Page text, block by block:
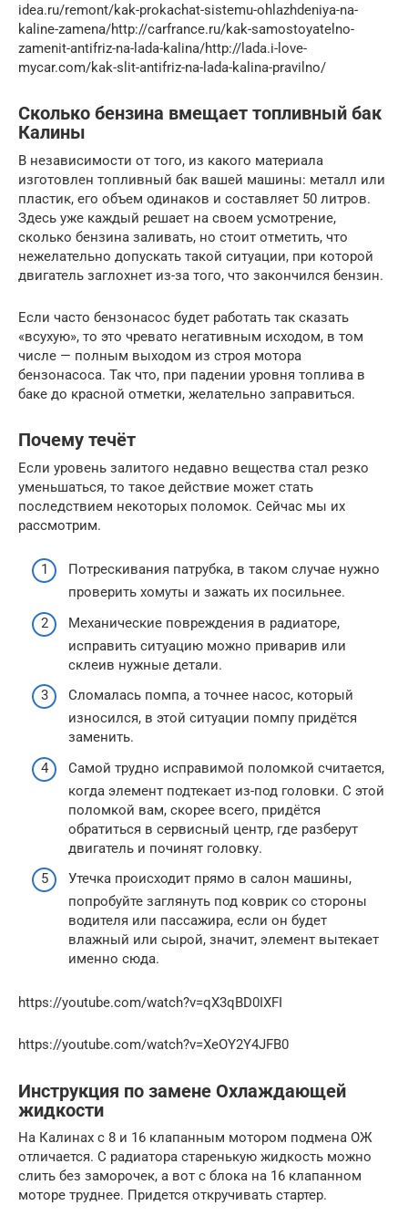
idea.ru/remont/kak-prokachat-sistemu-ohlazhdeniya-na-
kaline-zamena/http://carfrance.ru/kak-samostoyatelno-
zamenit-antifriz-na-lada-kalina/http://lada.i-love-
mycar.com/kak-slit-antifriz-na-lada-kalina-pravilno/
Сколько бензина вмещает топливный бак
Калины
В независимости от того, из какого материала
изготовлен топливный бак вашей машины: металл или
пластик, его объем одинаков и составляет 50 литров.
Здесь уже каждый решает на своем усмотрение,
сколько бензина заливать, но стоит отметить, что
нежелательно допускать такой ситуации, при которой
двигатель заглохнет из-за того, что закончился бензин.
Если часто бензонасос будет работать так сказать
«всухую», то это чревато негативным исходом, в том
числе — полным выходом из строя мотора
бензонасоса. Так что, при падении уровня топлива в
баке до красной отметки, желательно заправиться.
Почему течёт
Если уровень залитого недавно вещества стал резко
уменьшаться, то такое действие может стать
последствием некоторых поломок. Сейчас мы их
рассмотрим.
Потрескивания патрубка, в таком случае нужно
проверить хомуты и зажать их посильнее.
Механические повреждения в радиаторе,
исправить ситуацию можно приварив или
склеив нужные детали.
Сломалась помпа, а точнее насос, который
износился, в этой ситуации помпу придётся
заменить.
Самой трудно исправимой поломкой считается,
когда элемент подтекает из-под головки. С этой
поломкой вам, скорее всего, придётся
обратиться в сервисный центр, где разберут
двигатель и починят головку.
Утечка происходит прямо в салон машины,
попробуйте заглянуть под коврик со стороны
водителя или пассажира, если он будет
влажный или сырой, значит, элемент вытекает
именно сюда.
https://youtube.com/watch?v=qX3qBD0IXFI
https://youtube.com/watch?v=XeOY2Y4JFB0
Инструкция по замене Охлаждающей
жидкости
На Калинах с 8 и 16 клапанным мотором подмена ОЖ
отличается. С радиатора старенькую жидкость можно
слить без заморочек, а вот с блока на 16 клапанном
моторе труднее. Придется откручивать стартер.